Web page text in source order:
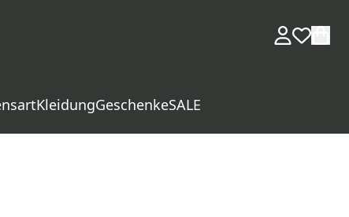
KleidungGeschenkeSALE